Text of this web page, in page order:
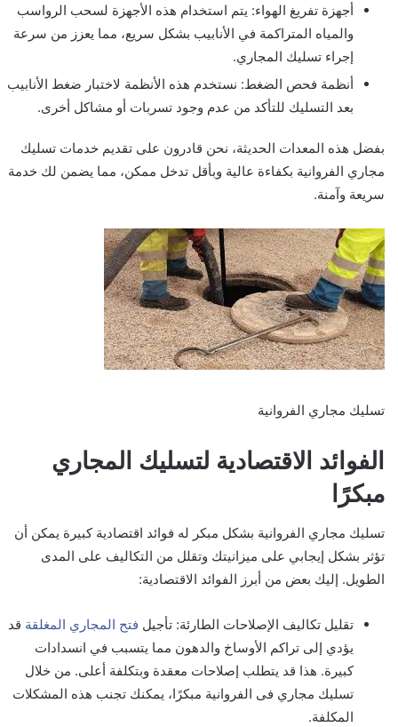
أجهزة تفريغ الهواء: يتم استخدام هذه الأجهزة لسحب الرواسب
والمياه المتراكمة في الأنابيب بشكل سريع، مما يعزز من سرعة
إجراء تسليك المجاري.
أنظمة فحص الضغط: نستخدم هذه الأنظمة لاختبار ضغط الأنابيب
بعد التسليك للتأكد من عدم وجود تسربات أو مشاكل أخرى.
بفضل هذه المعدات الحديثة، نحن قادرون على تقديم خدمات تسليك
مجاري الفروانية بكفاءة عالية وبأقل تدخل ممكن، مما يضمن لك خدمة
سريعة وآمنة.
تسليك مجاري الفروانية
الفوائد الاقتصادية لتسليك المجاري
مبكرًا
تسليك مجاري الفروانية بشكل مبكر له فوائد اقتصادية كبيرة يمكن أن
تؤثر بشكل إيجابي على ميزانيتك وتقلل من التكاليف على المدى
الطويل. إليك بعض من أبرز الفوائد الاقتصادية:
تقليل تكاليف الإصلاحات الطارئة: تأجيل فتح المجاري المغلقة قد
يؤدي إلى تراكم الأوساخ والدهون مما يتسبب في انسدادات
كبيرة. هذا قد يتطلب إصلاحات معقدة وبتكلفة أعلى. من خلال
تسليك مجاري فی الفروانية مبكرًا، يمكنك تجنب هذه المشكلات
المكلفة.